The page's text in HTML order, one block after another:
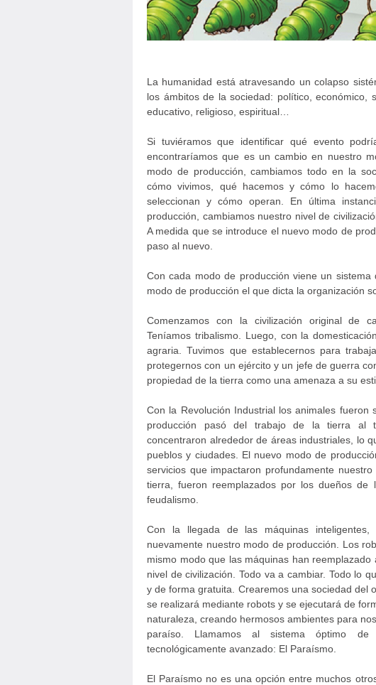
La humanidad está atravesando un colapso
los ámbitos de la sociedad: político, económico,
educativo, religioso, espiritual…
Si tuviéramos que identificar qué evento
encontraríamos que es un cambio en nuestro
modo de producción, cambiamos todo en la
cómo vivimos, qué hacemos y cómo lo
seleccionan y cómo operan. En última
producción, cambiamos nuestro nivel de
A medida que se introduce el nuevo modo de
paso al nuevo.
Con cada modo de producción viene un
modo de producción el que dicta la organización
Comenzamos con la civilización original de
Teníamos tribalismo. Luego, con la
agraria. Tuvimos que establecernos para
protegernos con un ejército y un jefe de guerra
propiedad de la tierra como una amenaza a su
Con la Revolución Industrial los animales fueron
producción pasó del trabajo de la tierra al
concentraron alrededor de áreas industriales, lo
pueblos y ciudades. El nuevo modo de
servicios que impactaron profundamente
tierra, fueron reemplazados por los dueños de
feudalismo.
Con la llegada de las máquinas
nuevamente nuestro modo de producción. Los
mismo modo que las máquinas han
nivel de civilización. Todo va a cambiar. Todo lo
y de forma gratuita. Crearemos una sociedad del
se realizará mediante robots y se ejecutará de
naturaleza, creando hermosos ambientes para
paraíso. Llamamos al sistema óptimo
tecnológicamente avanzado: El Paraísmo.
El Paraísmo no es una opción entre muchos